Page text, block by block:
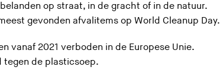
op straat, in de gracht of in de natuur.
gevonden afvalitems op World Cleanup Day.
vanaf 2021 verboden in de Europese Unie.
tegen de plasticsoep.